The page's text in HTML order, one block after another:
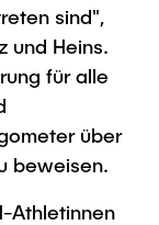
sind",
und Heins.
für alle
über
beweisen.
Athletinnen